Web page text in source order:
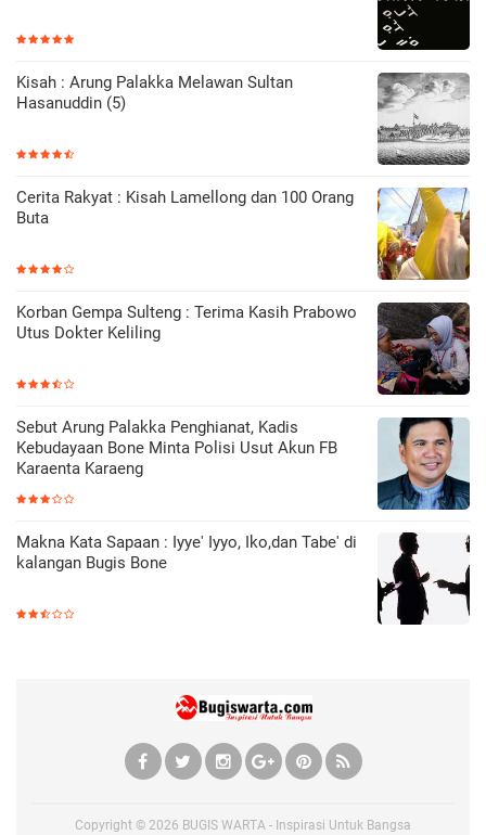
Kisah : Arung Palakka Melawan Sultan
Hasanuddin (5)
Cerita Rakyat : Kisah Lamellong dan 100 Orang
Buta
Korban Gempa Sulteng : Terima Kasih Prabowo
Utus Dokter Keliling
Sebut Arung Palakka Penghianat, Kadis
Kebudayaan Bone Minta Polisi Usut Akun FB
Karaenta Karaeng
Makna Kata Sapaan : Iyye' Iyyo, Iko,dan Tabe' di
kalangan Bugis Bone
Copyright © 2026 BUGIS WARTA - Inspirasi Untuk Bangsa